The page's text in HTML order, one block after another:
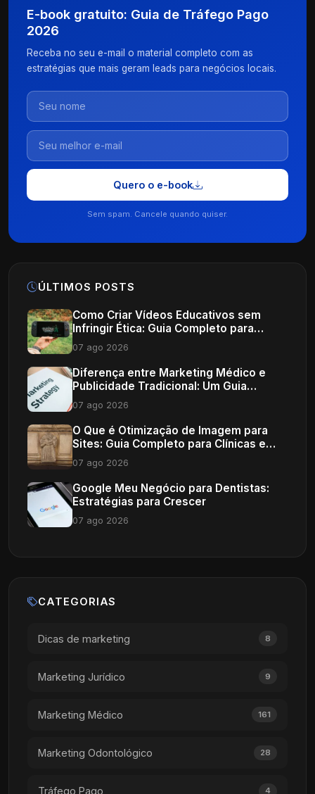
E-book gratuito: Guia de Tráfego Pago
2026
Receba no seu e-mail o material completo com as
estratégias que mais geram leads para negócios locais.
Quero o e-book
Sem spam. Cancele quando quiser.
ÚLTIMOS POSTS
Como Criar Vídeos Educativos sem
Infringir Ética: Guia Completo para
Profissionais de Saúde
07 ago 2026
Diferença entre Marketing Médico e
Publicidade Tradicional: Um Guia
Completo
07 ago 2026
O Que é Otimização de Imagem para
Sites: Guia Completo para Clínicas e
Consultórios
07 ago 2026
Google Meu Negócio para Dentistas:
Estratégias para Crescer
07 ago 2026
CATEGORIAS
Dicas de marketing 8
Marketing Jurídico 9
Marketing Médico 161
Marketing Odontológico 28
Tráfego Pago 4